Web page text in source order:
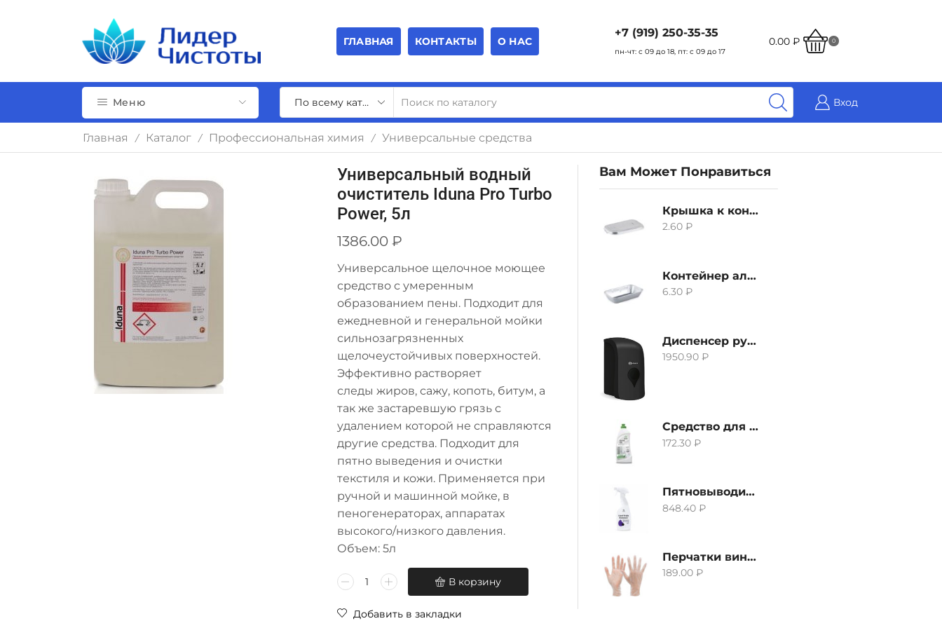
ГЛАВНАЯ КОНТАКТЫ О НАС
+7 (919) 250-35-35
пн-чт: с 09 до 18, пт: с 09 до 17
0.00 ₽ 0
Меню Вход
Главная / Каталог / Профессиональная химия / Универсальные средства
Универсальный водный
очиститель Iduna Pro Turbo
Power, 5л
1386.00 ₽
Универсальное щелочное моющее
средство с умеренным
образованием пены. Подходит для
ежедневной и генеральной мойки
сильнозагрязненных
щелочеустойчивых поверхностей.
Эффективно растворяет
следы жиров, сажу, копоть, битум, а
так же застаревшую грязь с
удалением которой не справляются
другие средства. Подходит для
пятно выведения и очистки
текстиля и кожи. Применяется при
ручной и машинной мойке, в
пеногенераторах, аппаратах
высокого/низкого давления.
Объем: 5л
В корзину
Добавить в закладки
Вам Может Понравиться
Крышка к контейнеру алюминиевого 380мл
2.60₽
Контейнер алюминиевый 380мл
6.30₽
Диспенсер ручной для жидкого мыла Grass IT-0638, черный
1950.90₽
Средство для удаления извести и ржавчины Grass Gloss-Gel, 500мл
172.30₽
Пятновыводитель Grass Hard Stain Remover, 600мл
848.40₽
Перчатки виниловые неопудренные CTP-BS, размер S
189.00₽